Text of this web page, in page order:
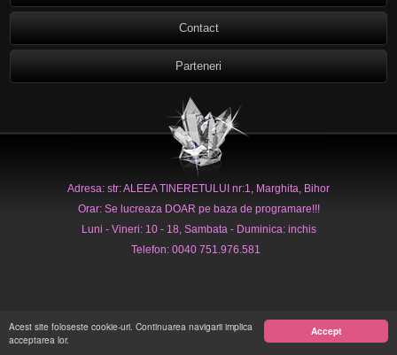
Accept
Acest site foloseste cookie-uri. Continuarea navigarii implica
acceptarea lor.
Contact
Parteneri
Adresa: str: ALEEA TINERETULUI nr:1, Marghita, Bihor
Orar: Se lucreaza DOAR pe baza de programare!!!
Luni - Vineri: 10 - 18, Sambata - Duminica: inchis
Telefon: 0040 751.976.581